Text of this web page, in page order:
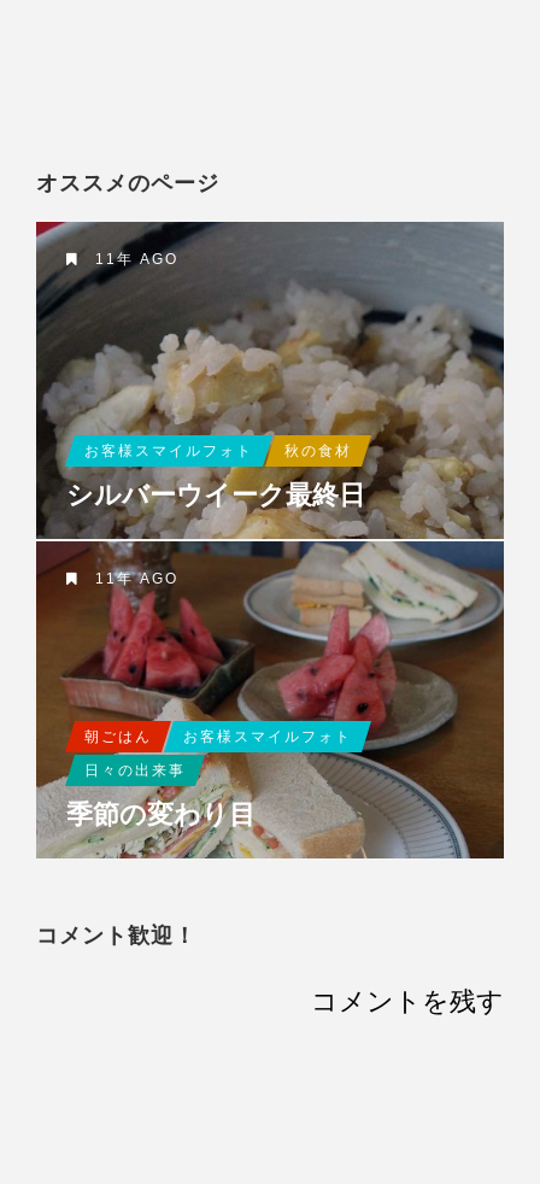
オススメのページ
11年 AGO
お客様スマイルフォト 秋の食材
シルバーウイーク最終日
11年 AGO
朝ごはん
お客様スマイルフォト
日々の出来事
季節の変わり目
コメント歓迎！
コメントを残す